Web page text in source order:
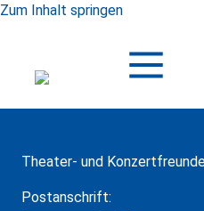
Zum Inhalt springen
Theater- und
Postanschrift: